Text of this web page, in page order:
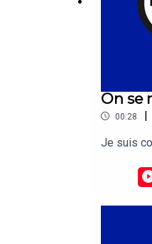
On se
00:28 |
Je suis